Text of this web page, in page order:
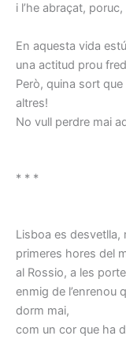
i l’he abraçat,
En aquesta vida
una actitud prou
Però, quina sort
altres!
No vull perdre mai
* * *
Lisboa es desvetlla,
primeres hores del
al Rossio, a les
enmig de l’enrenou
dorm mai,
com un cor que ha